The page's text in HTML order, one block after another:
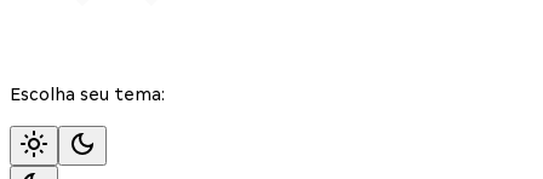
Escolha seu tema: